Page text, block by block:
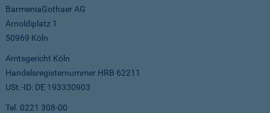
BarmeniaGothaer AG
Arnoldiplatz 1
50969 Köln
Amtsgericht Köln
Handelsregisternummer HRB 62211
USt.-ID: DE 193330903
Tel. 0221 308-00